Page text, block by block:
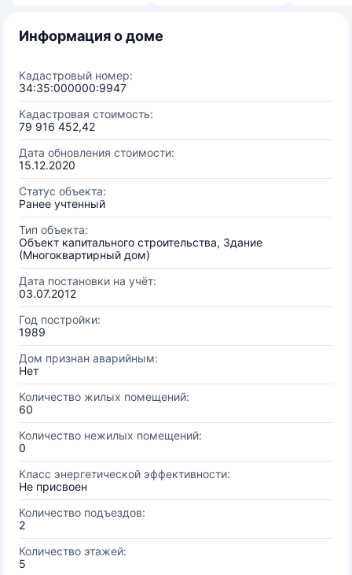
Информация о доме
Кадастровый номер:
34:35:000000:9947
Кадастровая стоимость:
79 916 452,42
Дата обновления стоимости:
15.12.2020
Статус объекта:
Ранее учтенный
Тип объекта:
Объект капитального строительства, Здание
(Многоквартирный дом)
Дата постановки на учёт:
03.07.2012
Год постройки:
1989
Дом признан аварийным:
Нет
Количество жилых помещений:
60
Количество нежилых помещений:
0
Класс энергетической эффективности:
Не присвоен
Количество подъездов:
2
Количество этажей:
5